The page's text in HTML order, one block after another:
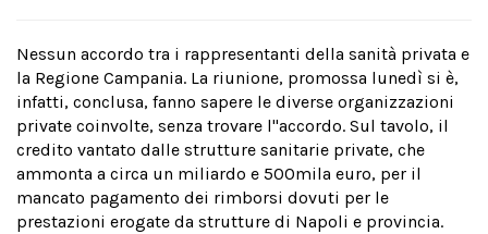
Nessun accordo tra i rappresentanti della sanità privata e
la Regione Campania. La riunione, promossa lunedì si è,
infatti, conclusa, fanno sapere le diverse organizzazioni
private coinvolte, senza trovare l''accordo. Sul tavolo, il
credito vantato dalle strutture sanitarie private, che
ammonta a circa un miliardo e 500mila euro, per il
mancato pagamento dei rimborsi dovuti per le
prestazioni erogate da strutture di Napoli e provincia.